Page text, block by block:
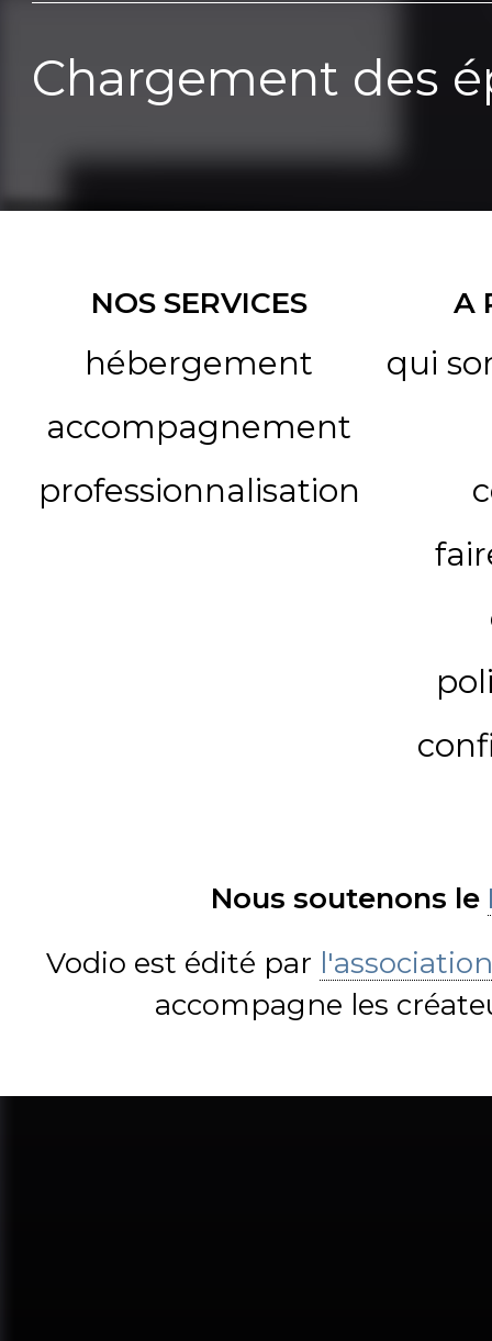
Chargement des
NOS SERVICES
hébergement
accompagnement
professionnalisation
A
qui